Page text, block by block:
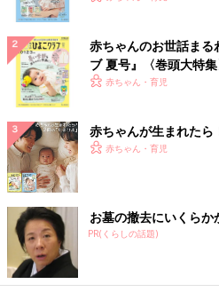
◾️水切りカゴのほうが効率的
「効率がいいから水切りかごを使
食器を一つずつ洗う→拭くをする
き→片付けをした方が早いです。パ
◾️マットに変更
「水切りかごのヌメリや黒い汚れを
で、マットだけに変えました」（
◾️子ども用に
「食洗機に入れられない物や、子
してます」（もこもこ）
赤ちゃんのお世話まる
ブ 夏号』〈巻頭大特
く！ おっぱい・ミル
赤ちゃん・育児
赤ちゃんが生まれたら
赤ちゃん・育児
お墓の撤去にいくらか
PR(くらしの話題)